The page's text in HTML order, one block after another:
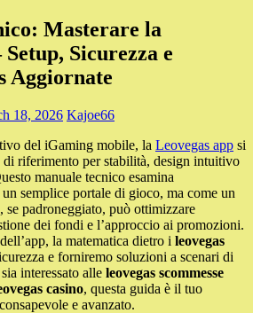
Masterare la
Setup, Sicurezza e
Aggiornate
18, 2026 Kajoe66
del iGaming mobile, la Leovegas app si
riferimento per stabilità, design intuitivo
manuale tecnico esamina
semplice portale di gioco, ma come un
se padroneggiato, può ottimizzare
dei fondi e l’approccio ai promozioni.
la matematica dietro i leovegas
e forniremo soluzioni a scenari di
interessato alle leovegas scommesse
casino, questa guida è il tuo
e avanzato.